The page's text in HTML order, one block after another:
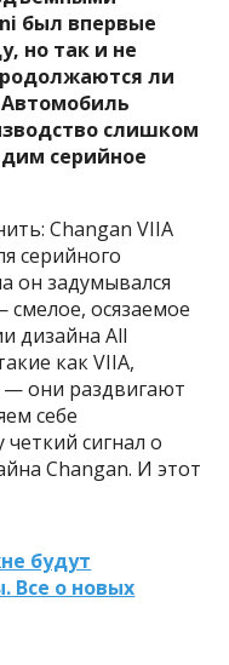
был впервые
но так и не
ли
слишком
серийное
Changan VIIA
серийного
он задумывался
осязаемое
дизайна All
как VIIA,
они раздвигают
себе
сигнал о
Changan. И этот
будут
Все о новых